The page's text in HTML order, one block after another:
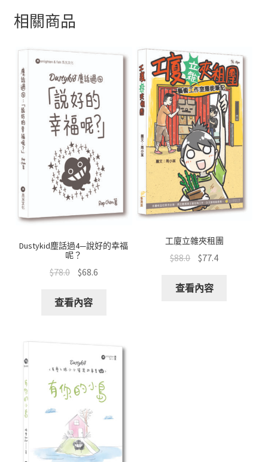
b
o
o
k
at
sA
p
p
at
相關商品
Dustykid塵話過4—說好的幸福
呢？
$78.0 $68.6
查看內容
工廈立雜夾租團
$88.0 $77.4
查看內容